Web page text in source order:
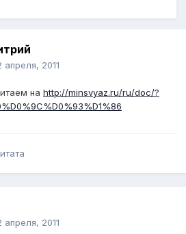
апреля, 2011
на http://minsvyaz.ru/ru/doc/?
апреля, 2011